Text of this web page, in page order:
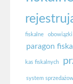
fiskalne
paragon
kas fiskalnych
system